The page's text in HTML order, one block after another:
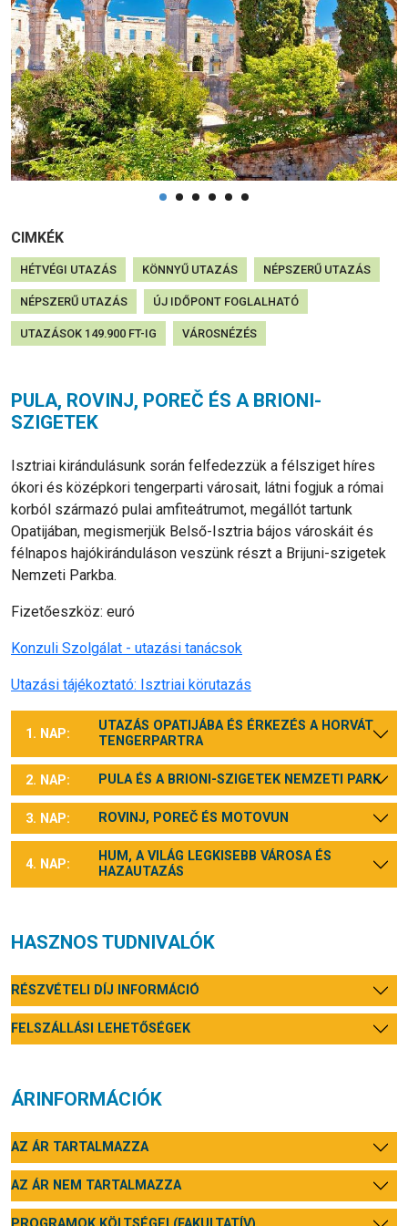
CIMKÉK
HÉTVÉGI UTAZÁS KÖNNYŰ UTAZÁS NÉPSZERŰ UTAZÁS
NÉPSZERŰ UTAZÁS ÚJ IDŐPONT FOGLALHATÓ
UTAZÁSOK 149.900 FT-IG VÁROSNÉZÉS
PULA, ROVINJ, POREČ ÉS A BRIONI-
SZIGETEK
Isztriai kirándulásunk során felfedezzük a félsziget híres
ókori és középkori tengerparti városait, látni fogjuk a római
korból származó pulai amfiteátrumot, megállót tartunk
Opatijában, megismerjük Belső-Isztria bájos városkáit és
félnapos hajókiránduláson veszünk részt a Brijuni-szigetek
Nemzeti Parkba.
Fizetőeszköz: euró
Konzuli Szolgálat - utazási tanácsok
Utazási tájékoztató: Isztriai körutazás
1. NAP:
UTAZÁS OPATIJÁBA ÉS ÉRKEZÉS A HORVÁT
TENGERPARTRA
2. NAP: PULA ÉS A BRIONI-SZIGETEK NEMZETI PARK
3. NAP: ROVINJ, POREČ ÉS MOTOVUN
4. NAP:
HUM, A VILÁG LEGKISEBB VÁROSA ÉS
HAZAUTAZÁS
HASZNOS TUDNIVALÓK
RÉSZVÉTELI DÍJ INFORMÁCIÓ
FELSZÁLLÁSI LEHETŐSÉGEK
ÁRINFORMÁCIÓK
AZ ÁR TARTALMAZZA
AZ ÁR NEM TARTALMAZZA